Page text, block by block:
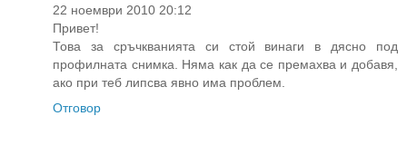
22 ноември 2010 20:12
Привет!
Това за сръчкванията си стой винаги в дясно под
профилната снимка. Няма как да се премахва и добавя,
ако при теб липсва явно има проблем.
Отговор